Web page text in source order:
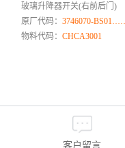
玻璃升降器开关(右前后门)
原厂代码：3746070-BS01……
物料代码：CHCA3001
客户留言